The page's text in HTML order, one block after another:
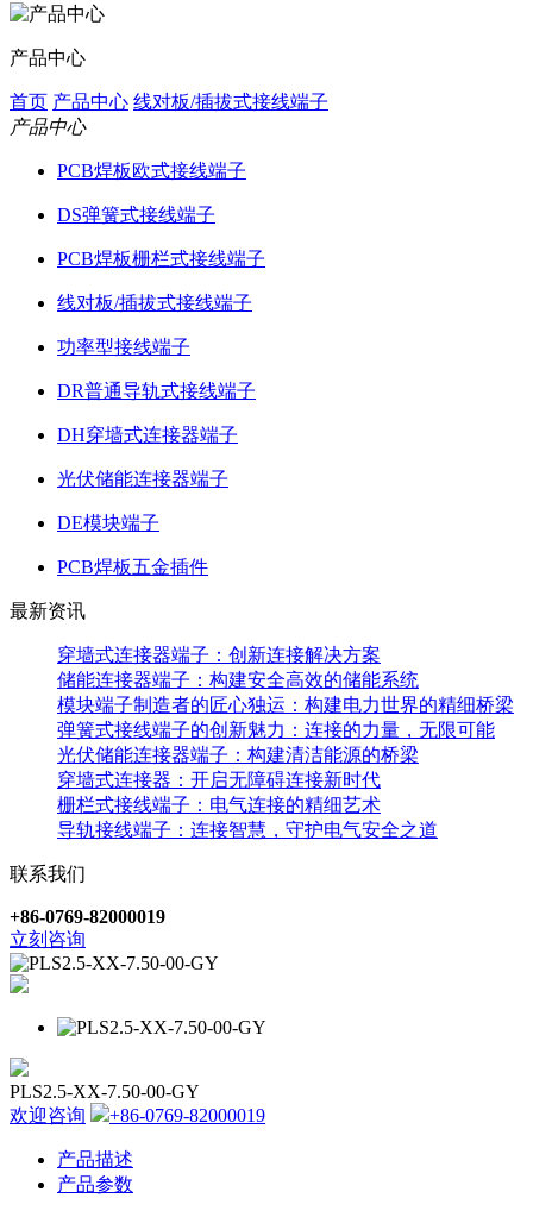
产品中心
首页 产品中心 线对板/插拔式接线端子
产品中心
PCB焊板欧式接线端子
DS弹簧式接线端子
PCB焊板栅栏式接线端子
线对板/插拔式接线端子
功率型接线端子
DR普通导轨式接线端子
DH穿墙式连接器端子
光伏储能连接器端子
DE模块端子
PCB焊板五金插件
最新资讯
穿墙式连接器端子：创新连接解决方案
储能连接器端子：构建安全高效的储能系统
模块端子制造者的匠心独运：构建电力世界的精细桥梁
弹簧式接线端子的创新魅力：连接的力量，无限可能
光伏储能连接器端子：构建清洁能源的桥梁
穿墙式连接器：开启无障碍连接新时代
栅栏式接线端子：电气连接的精细艺术
导轨接线端子：连接智慧，守护电气安全之道
联系我们
+86-0769-82000019
立刻咨询
PLS2.5-XX-7.50-00-GY
欢迎咨询
+86-0769-82000019
产品描述
产品参数